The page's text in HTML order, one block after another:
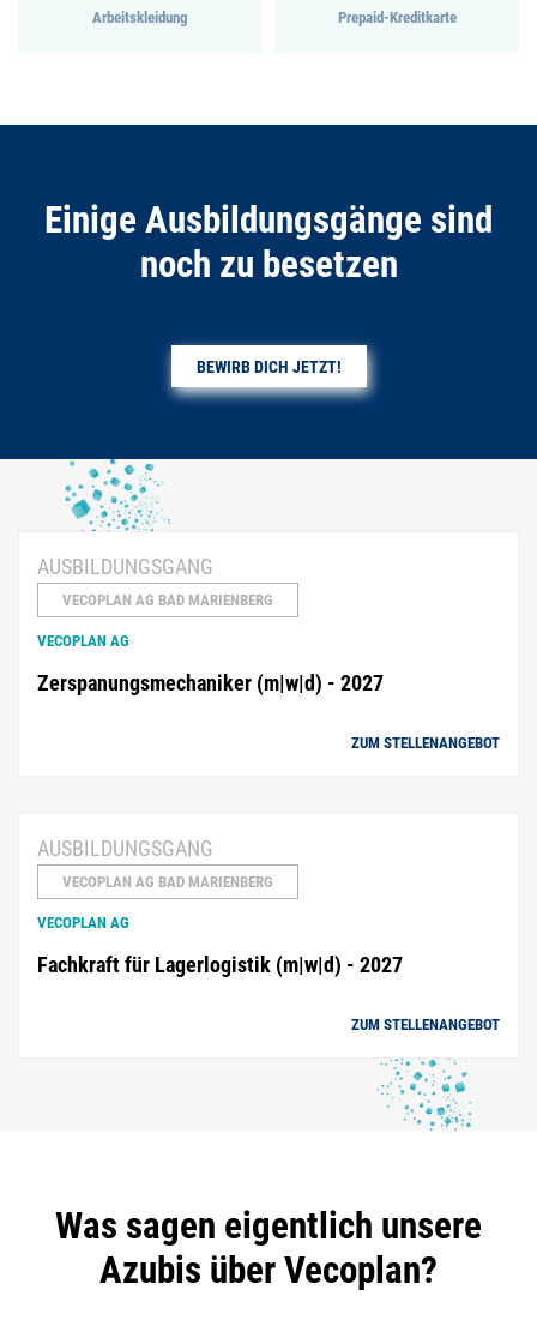
Arbeitskleidung Prepaid-Kreditkarte
Einige Ausbildungsgänge sind
noch zu besetzen
BEWIRB DICH JETZT!
AUSBILDUNGSGANG
VECOPLAN AG BAD MARIENBERG
VECOPLAN AG
Zerspanungsmechaniker (m|w|d) - 2027
ZUM STELLENANGEBOT
AUSBILDUNGSGANG
VECOPLAN AG BAD MARIENBERG
VECOPLAN AG
Fachkraft für Lagerlogistik (m|w|d) - 2027
ZUM STELLENANGEBOT
Was sagen eigentlich unsere
Azubis über Vecoplan?